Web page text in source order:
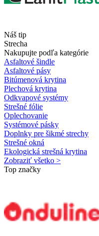
Náš tip
Strecha
Nakupujte podľa kategórie
Asfaltové šindle
Asfaltové pásy
Bitúmenová krytina
Plechová krytina
Odkvapové systémy
Strešné fólie
Oplechovanie
Systémové pásky
Doplnky pre šikmé strechy
Strešné okná
Ekologická strešná krytina
Zobraziť všetko >
Top značky